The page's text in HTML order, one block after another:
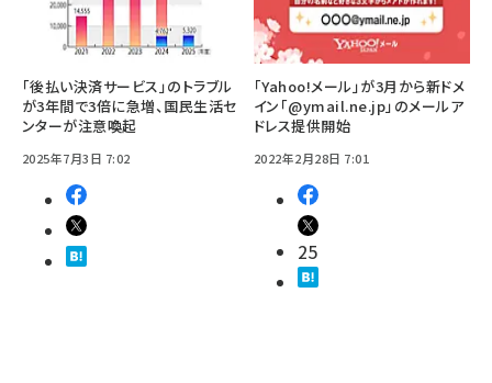
「後払い決済サービス」のトラブル
が3年間で3倍に急増、国民生活セ
ンターが注意喚起
2025年7月3日 7:02
「Yahoo!メール」が3月から新ドメ
イン「@ymail.ne.jp」のメールア
ドレス提供開始
2022年2月28日 7:01
25